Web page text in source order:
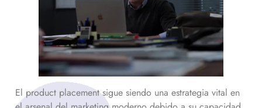
El product placement sigue siendo una estrategia vital en